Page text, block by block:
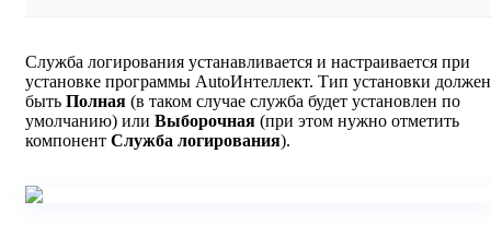
Служба логирования устанавливается и настраивается при
установке программы AutoИнтеллект. Тип установки должен
быть Полная (в таком случае служба будет установлен по
умолчанию) или Выборочная (при этом нужно отметить
компонент Служба логирования).